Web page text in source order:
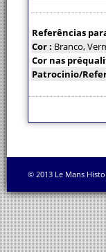
Referências
Cor : Branco,
Cor nas
Patrocinio/
© 2013 Le Mans